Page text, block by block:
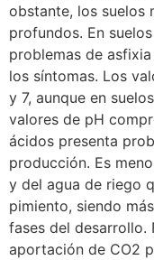
obstante, los suelos
profundos. En
problemas de
los síntomas. Los
y 7, aunque en
valores de pH
ácidos presenta
producción. Es
y del agua de riego
pimiento, siendo
fases del desarrollo.
aportación de CO2